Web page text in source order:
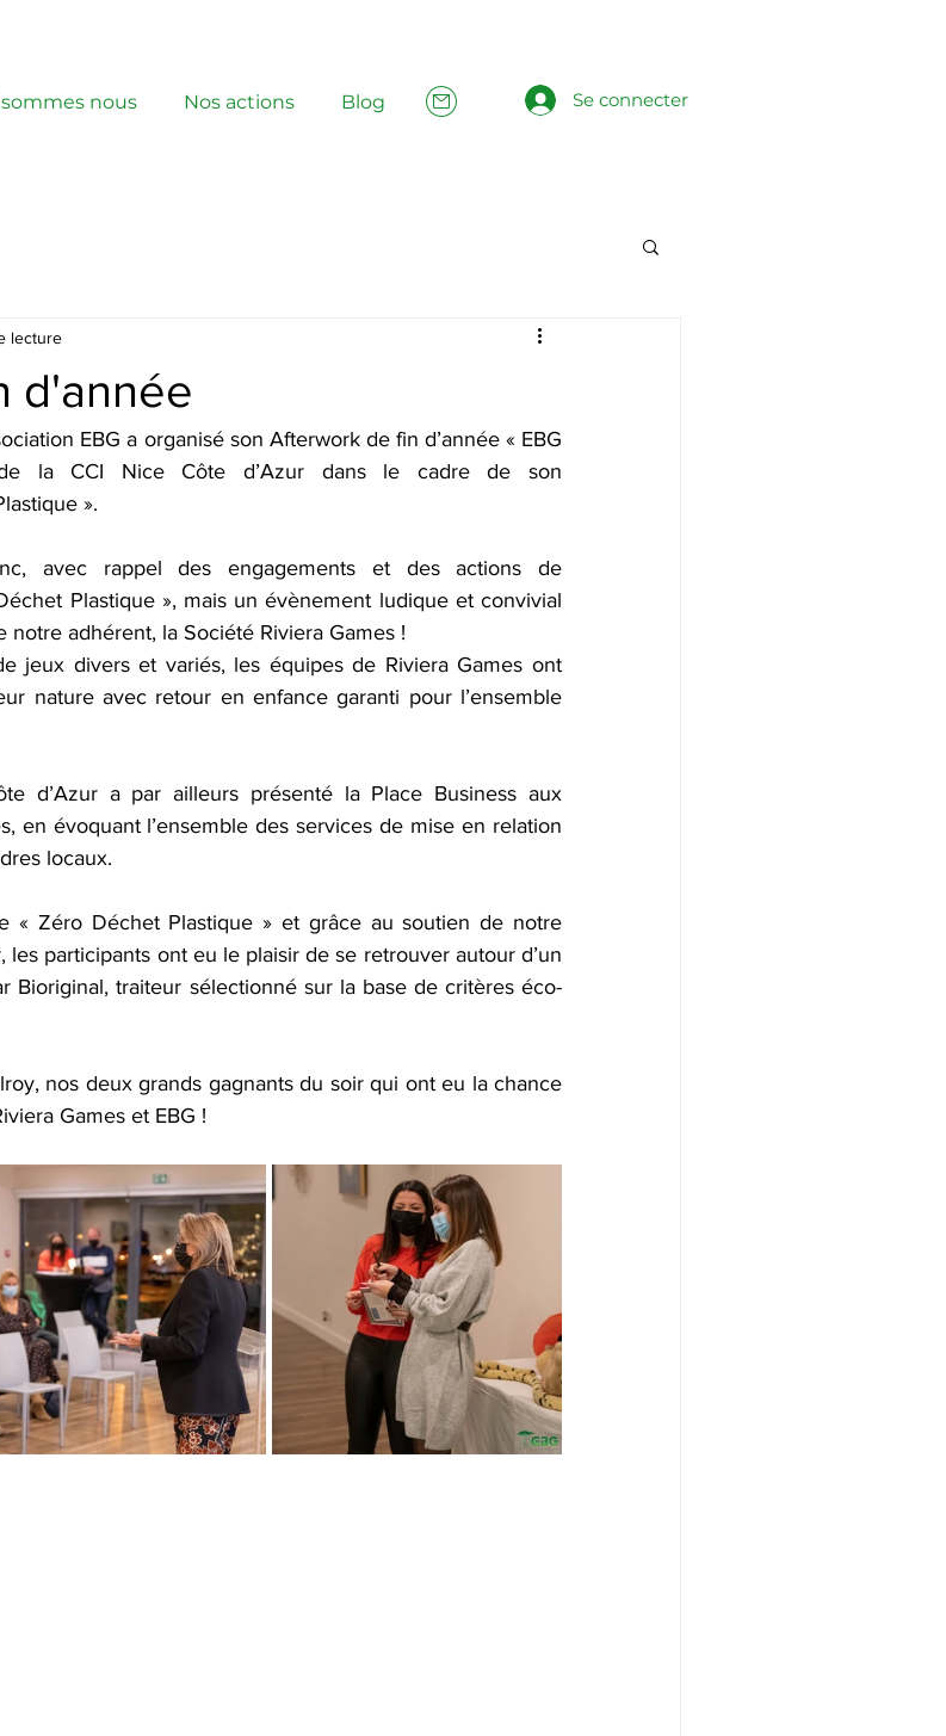
nous Nos actions Blog Se connecter
d'année
lecture
EBG a organisé son Afterwork de fin d’année « EBG
la CCI Nice Côte d’Azur dans le cadre de son
».
avec rappel des engagements et des actions de
Plastique », mais un évènement ludique et convivial
notre adhérent, la Société Riviera Games !
jeux divers et variés, les équipes de Riviera Games ont
nature avec retour en enfance garanti pour l’ensemble
d’Azur a par ailleurs présenté la Place Business aux
en évoquant l’ensemble des services de mise en relation
locaux.
« Zéro Déchet Plastique » et grâce au soutien de notre
les participants ont eu le plaisir de se retrouver autour d’un
Bioriginal, traiteur sélectionné sur la base de critères éco-
nos deux grands gagnants du soir qui ont eu la chance
Games et EBG !